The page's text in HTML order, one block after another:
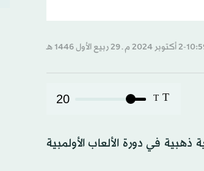
T
T
20
ذهبية في دورة الألعاب الأولمبية